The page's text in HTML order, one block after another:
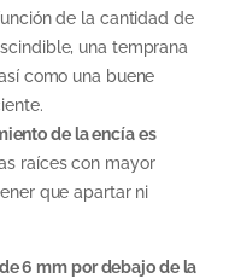
de la cantidad de
una temprana
como una buene
de la encía es
raíces con mayor
que apartar ni
6 mm por debajo de la